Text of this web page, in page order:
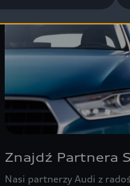
Znajdź Partnera
Nasi partnerzy Audi z